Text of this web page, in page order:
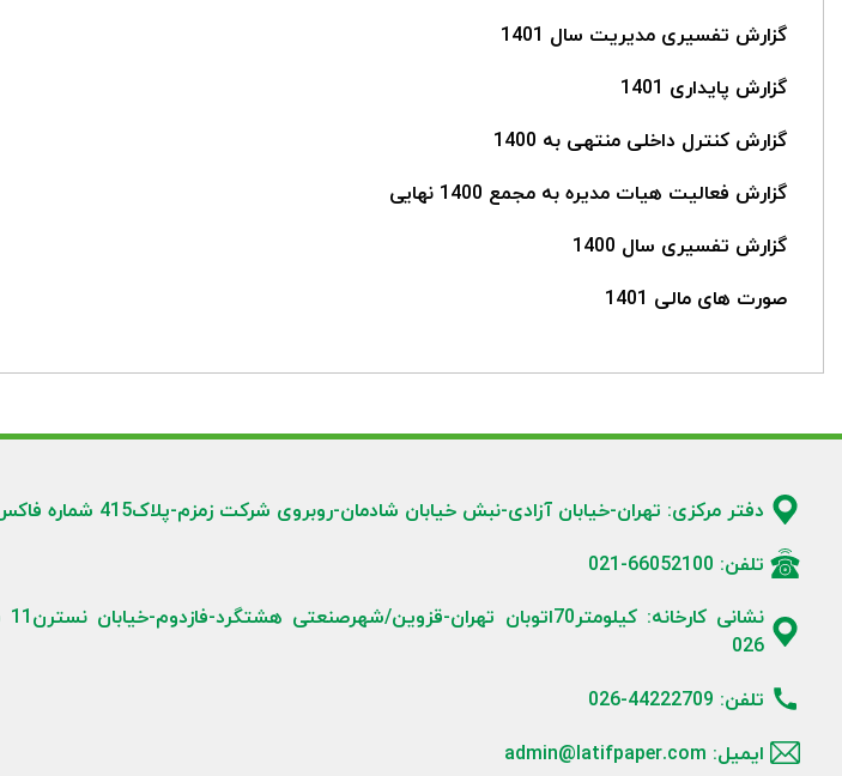
گزارش تفسیری مدیریت سال 1401
گزارش پایداری 1401
گزارش کنترل داخلی منتهی به 1400
گزارش فعالیت هیات مدیره به مجمع 1400 نهایی
گزارش تفسیری سال 1400
صورت های مالی 1401
دفتر مرکزی: تهران-خیابان آزادی-نبش خیابان شادمان-روبروی شرکت زمزم-پلاک415 شماره فاکس 66085021-021
تلفن: 66052100-021
026
تلفن: 44222709-026
ایمیل: admin@latifpaper.com